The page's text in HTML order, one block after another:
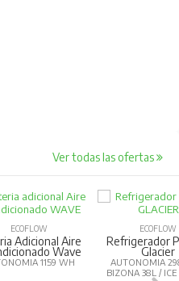
Ver todas las ofertas
ECOFLOW
Adicional Aire
Wave
1159 WH
ECOFLOW
Refrigerador
Glacier
AUTONOMIA
BIZONA 38L /